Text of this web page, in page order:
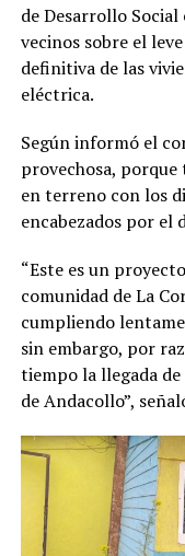
de Desarrollo
vecinos sobre el
definitiva de las
eléctrica.
Según informó el
provechosa,
en terreno con los
encabezados por el
“Este es un
comunidad de La
cumpliendo
sin embargo, por
tiempo la llegada
de Andacollo”,